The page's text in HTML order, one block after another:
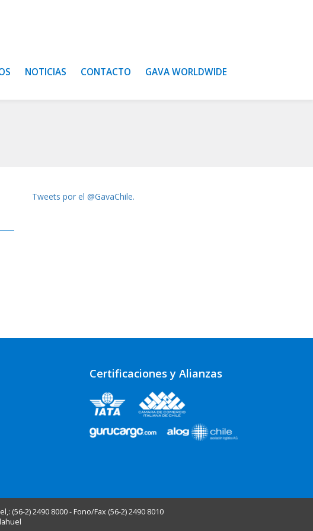
NOTICIAS CONTACTO GAVA WORLDWIDE
Tweets por el @GavaChile.
Certificaciones y Alianzas
(56-2) 2490 8000 - Fono/Fax (56-2) 2490 8010